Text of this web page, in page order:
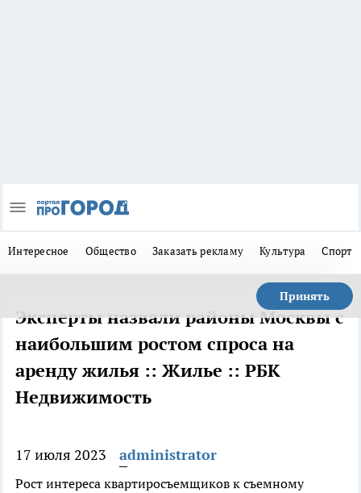
Интересное Общество Заказать рекламу Культура Спорт
Принять
Эксперты назвали районы Москвы с
наибольшим ростом спроса на
аренду жилья :: Жилье :: РБК
Недвижимость
17 июля 2023 administrator
Рост интереса квартиросъемщиков к съемному